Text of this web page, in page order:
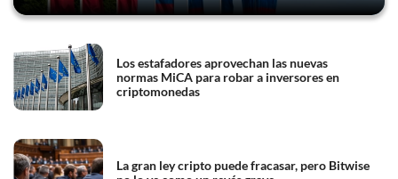
Los estafadores aprovechan las nuevas
normas MiCA para robar a inversores en
criptomonedas
La gran ley cripto puede fracasar, pero Bitwise